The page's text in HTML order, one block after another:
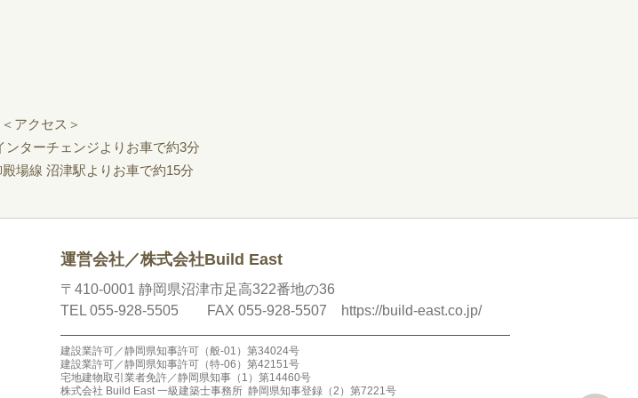
＜アクセス＞
ンターチェンジよりお車で約3分
場線 沼津駅よりお車で約15分
運営会社／株式会社Build East
〒410-0001 静岡県沼津市足高322番地の36
TEL 055-928-5505 FAX 055-928-5507
https://build-east.co.jp/
建設業許可／静岡県知事許可（般-01）第34024号
建設業許可／静岡県知事許可（特-06）第42151号
宅地建物取引業者免許／静岡県知事（1）第14460号
株式会社 Build East 一級建築士事務所 静岡県知事登録（2）第7221号